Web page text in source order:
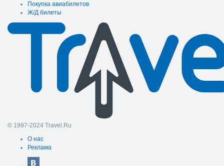
Покупка авиабилетов
Ж/Д билеты
© 1997-2024 Travel.Ru
О нас
Реклама